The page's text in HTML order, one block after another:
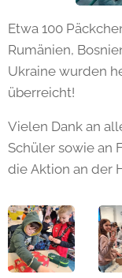
Etwa 100
Rumänien,
Ukraine wurden
überreicht!
Vielen Dank an
Schüler sowie an
die Aktion an der